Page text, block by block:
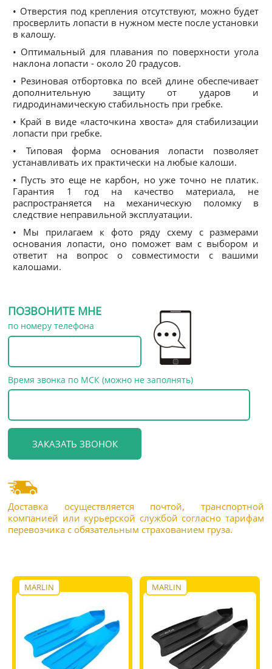
• Отверстия под крепления отсутствуют, можно будет
просверлить лопасти в нужном месте после установки
в калошу.
• Оптимальный для плавания по поверхности угола
наклона лопасти - около 20 градусов.
• Резиновая отбортовка по всей длине обеспечивает
дополнительную защиту от ударов и
гидродинамическую стабильность при гребке.
• Край в виде «ласточкина хвоста» для стабилизации
лопасти при гребке.
• Типовая форма основания лопасти позволяет
устанавливать их практически на любые калоши.
• Пусть это еще не карбон, но уже точно не платик.
Гарантия 1 год на качество материала, не
распространяется на механическую поломку в
следствие неправильной эксплуатации.
• Мы прилагаем к фото ряду схему с размерами
основания лопасти, оно поможет вам с выбором и
ответит на вопрос о совместимости с вашими
калошами.
ПОЗВОНИТЕ МНЕ
по номеру телефона
Время звонка по МСК (можно не заполнять)
Доставка осуществляется почтой, транспортной
компанией или курьерской службой согласно тарифам
перевозчика с обязательным страхованием груза.
MARLIN MARLIN